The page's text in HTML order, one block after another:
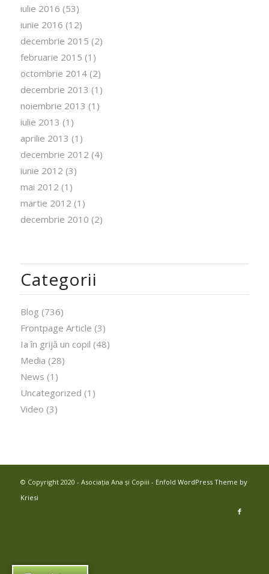
iulie 2016 (53)
iunie 2016 (12)
decembrie 2015 (2)
februarie 2015 (1)
octombrie 2014(2)
decembrie 2013 (1)
noiembrie 2013 (1)
iulie 2013 (1)
aprilie 2013 (1)
decembrie 2012 (4)
iunie 2012 (3)
mai 2012 (1)
martie 2012 (1)
decembrie 2010 (2)
Categorii
Blog (736)
Frontpage Article (3)
Ia în grijă un copil (48)
Media (28)
News (1)
Uncategorized (1)
Video (3)
© Copyright 2020 - Asociația Ana și Copiii - Enfold WordPress Theme by
Kriesi